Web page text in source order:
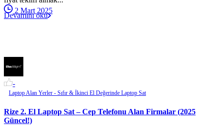
2 Mart 2025
Devamını oku
-
Laptop Alan Yerler - Sıfır & İkinci El Değerinde Laptop Sat
Rize 2. El Laptop Sat – Cep Telefonu Alan Firmalar (2025
Güncel!)